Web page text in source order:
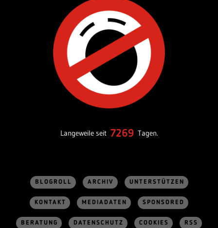
Langeweile seit 7269 Tagen.
BLOGROLL ARCHIV UNTERSTÜTZEN
KONTAKT MEDIADATEN SPONSORED
BERATUNG DATENSCHUTZ COOKIES RSS